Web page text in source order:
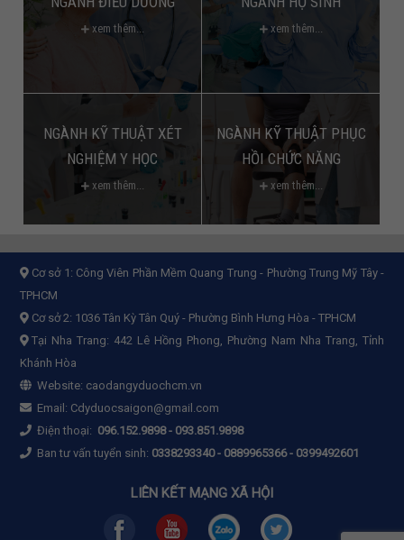
xem thêm... xem thêm...
NGÀNH KỸ THUẬT XÉT
NGHIỆM Y HỌC
xem thêm...
NGÀNH KỸ THUẬT PHỤC
HỒI CHỨC NĂNG
xem thêm...
Cơ sở 1: Công Viên Phần Mềm Quang Trung - Phường Trung Mỹ Tây -
TPHCM
Cơ sở 2: 1036 Tân Kỳ Tân Quý - Phường Bình Hưng Hòa - TPHCM
Tại Nha Trang: 442 Lê Hồng Phong, Phường Nam Nha Trang, Tỉnh
Khánh Hòa
Website: caodangyduochcm.vn
Email: Cdyduocsaigon@gmail.com
Điện thoại: 096.152.9898- 093.851.9898
Ban tư vấn tuyển sinh: 0338293340 - 0889965366 - 0399492601
LIÊN KẾT MẠNG XÃ HỘI